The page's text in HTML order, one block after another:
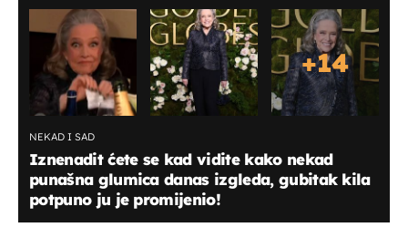
+14
NEKAD I SAD
Iznenadit ćete se kad vidite kako nekad
punašna glumica danas izgleda, gubitak kila
potpuno ju je promijenio!